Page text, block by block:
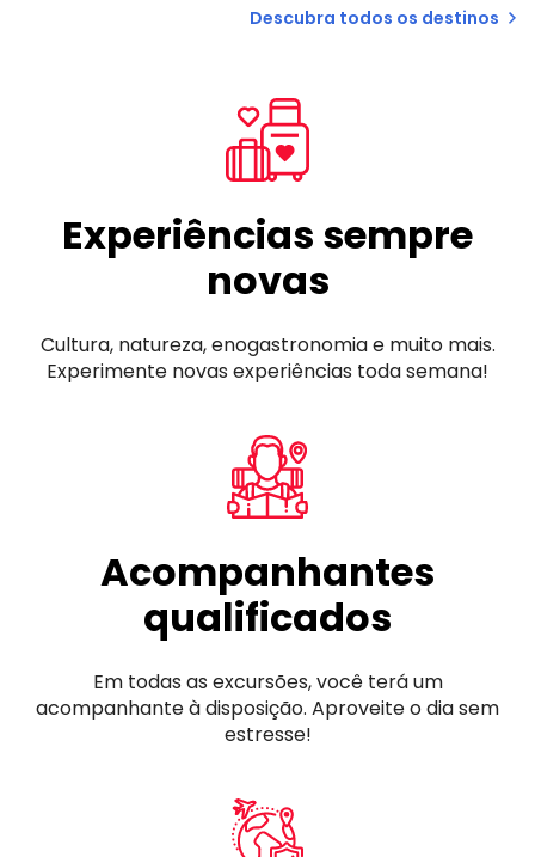
Descubra todos os destinos
Experiências sempre
novas
Cultura, natureza, enogastronomia e muito mais.
Experimente novas experiências toda semana!
Acompanhantes
qualificados
Em todas as excursões, você terá um
acompanhante à disposição. Aproveite o dia sem
estresse!